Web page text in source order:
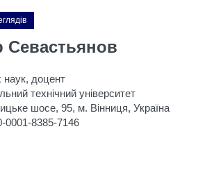
наук, доцент
технічний університет
шосе, 95, м. Вінниця, Україна
0001-8385-7146